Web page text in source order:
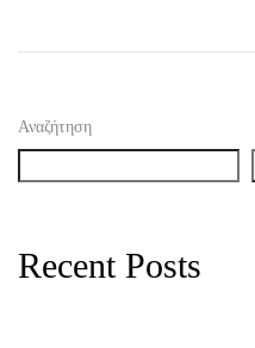
Αναζήτηση
Recent Posts